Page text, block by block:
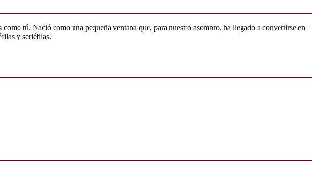
tú. Nació como una pequeña ventana que, para nuestro asombro, ha llegado a convertirse en
y seriéfilas.